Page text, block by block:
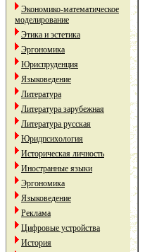
Экономико-математическое
моделирование
Этика и эстетика
Эргономика
Юриспруденция
Языковедение
Литература
Литература зарубежная
Литература русская
Юридпсихология
Историческая личность
Иностранные языки
Эргономика
Языковедение
Реклама
Цифровые устройства
История